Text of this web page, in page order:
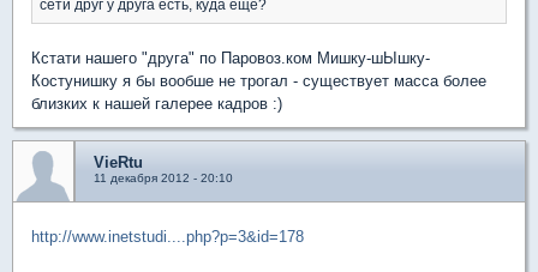
сети друг у друга есть, куда ещё?
Кстати нашего "друга" по Паровоз.ком Мишку-шЫшку-
Костунишку я бы вообше не трогал - существует масса более
близких к нашей галерее кадров :)
VieRtu
11 декабря 2012 - 20:10
http://www.inetstudi....php?p=3&id=178